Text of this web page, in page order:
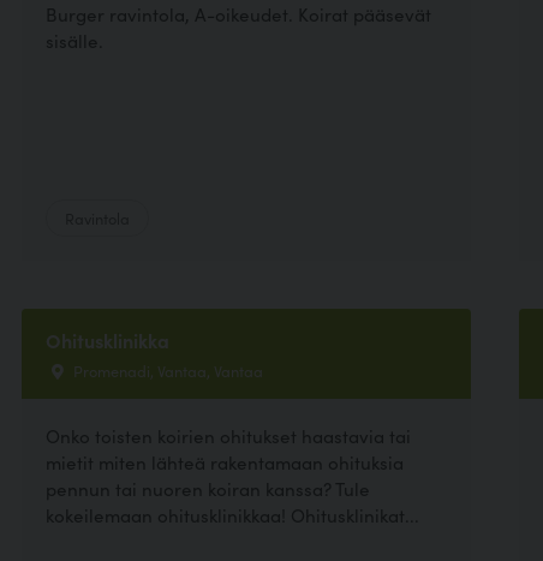
Burger ravintola, A-oikeudet. Koirat pääsevät
sisälle.
Ohitusklinikka
Promenadi, Vantaa, Vantaa
Onko toisten koirien ohitukset haastavia tai
mietit miten lähteä rakentamaan ohituksia
pennun tai nuoren koiran kanssa? Tule
kokeilemaan ohitusklinikkaa! Ohitusklinikat...